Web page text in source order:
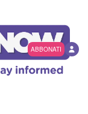
ABBONATI